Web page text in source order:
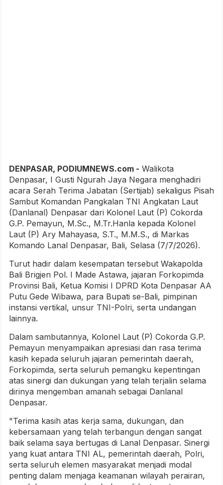
DENPASAR, PODIUMNEWS.com - Walikota
Denpasar, I Gusti Ngurah Jaya Negara menghadiri
acara Serah Terima Jabatan (Sertijab) sekaligus Pisah
Sambut Komandan Pangkalan TNI Angkatan Laut
(Danlanal) Denpasar dari Kolonel Laut (P) Cokorda
G.P. Pemayun, M.Sc., M.Tr.Hanla kepada Kolonel
Laut (P) Ary Mahayasa, S.T., M.M.S., di Markas
Komando Lanal Denpasar, Bali, Selasa (7/7/2026).
Turut hadir dalam kesempatan tersebut Wakapolda
Bali Brigjen Pol. I Made Astawa, jajaran Forkopimda
Provinsi Bali, Ketua Komisi I DPRD Kota Denpasar AA
Putu Gede Wibawa, para Bupati se-Bali, pimpinan
instansi vertikal, unsur TNI-Polri, serta undangan
lainnya.
Dalam sambutannya, Kolonel Laut (P) Cokorda G.P.
Pemayun menyampaikan apresiasi dan rasa terima
kasih kepada seluruh jajaran pemerintah daerah,
Forkopimda, serta seluruh pemangku kepentingan
atas sinergi dan dukungan yang telah terjalin selama
dirinya mengemban amanah sebagai Danlanal
Denpasar.
"Terima kasih atas kerja sama, dukungan, dan
kebersamaan yang telah terbangun dengan sangat
baik selama saya bertugas di Lanal Denpasar. Sinergi
yang kuat antara TNI AL, pemerintah daerah, Polri,
serta seluruh elemen masyarakat menjadi modal
penting dalam menjaga keamanan wilayah perairan,